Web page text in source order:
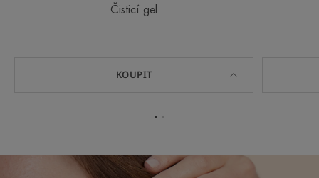
Čisticí gel
KOUPIT
položku
1
položku
2